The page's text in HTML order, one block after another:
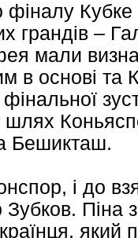
фіналу
грандів –
мали
в основі та
шлях
Бешикташ.
і до
Піна
який